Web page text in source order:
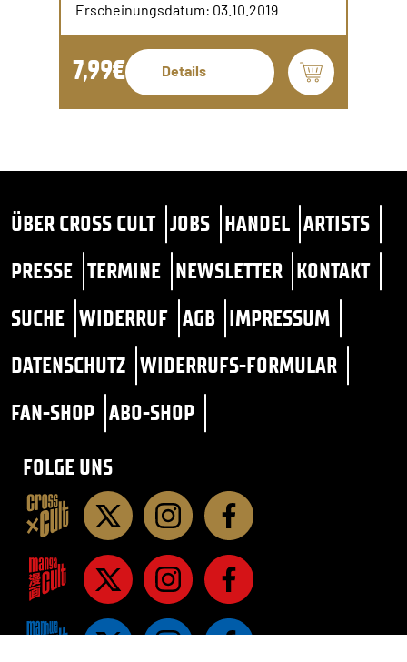
Erscheinungsdatum: 03.10.2019
7,99€ Details
ÜBER CROSS CULT JOBS HANDEL ARTISTS
PRESSE TERMINE NEWSLETTER KONTAKT
SUCHE WIDERRUF AGB IMPRESSUM
DATENSCHUTZ WIDERRUFS-FORMULAR
FAN-SHOP ABO-SHOP
FOLGE UNS